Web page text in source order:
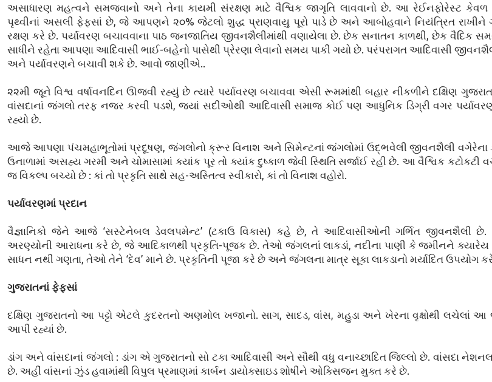
અસાધારણ મહત્વને સમજવાનો અને તેના કાયમી સંરક્ષણ માટે વૈશ્વિક જાગૃતિ લાવવાનો છે. આ રેઈનફોરેસ્ટ
પૃથ્વીનાં અસલી ફેફસાં છે, જે આપણને ૨૦% જેટલો શુદ્ધ પ્રાણવાયુ પૂરો પાડે છે અને આબોહવાને નિયંત્રિત રાખીને
રક્ષણ કરે છે. પર્યાવરણ બચાવવાના પાઠ જનજાતિય જીવનશૈલીમાંથી વણાયેલા છે. છેક સનાતન કાળથી, છેક વૈદિક
સાધીને રહેતા આપણા આદિવાસી ભાઈ-બહેનો પાસેથી પ્રેરણા લેવાનો સમય પાકી ગયો છે. પરંપરાગત આદિવાસી
અને પર્યાવરણને બચાવી શકે છે. આવો જાણીએ..
૨૨મી જૂને વિશ્વ વર્ષાવનદિન ઊજવી રહ્યું છે ત્યારે પર્યાવરણ બચાવવા એસી રૂમમાંથી બહાર નીકળીને દક્ષિણ
વાંસદાનાં જંગલો તરફ નજર કરવી પડશે, જ્યાં સદીઓથી આદિવાસી સમાજ કોઈ પણ આધુનિક ડિગ્રી વગર
રહ્યો છે.
આજે આપણા પંચમહાભૂતોમાં પ્રદૂષણ, જંગલોનો ક્રૂર વિનાશ અને સિમેન્ટનાં જંગલોમાં ઉદ્‌ભવેલી જીવનશૈલી વગેરેના
ઉનાળામાં અસહ્ય ગરમી અને ચોમાસામાં ક્યાંક પૂર તો ક્યાંક દુષ્કાળ જેવી સ્થિતિ સર્જાઈ રહી છે. આ વૈશ્વિક
જ વિકલ્પ બચ્યો છે : કાં તો પ્રકૃતિ સાથે સહ-અસ્તિત્વ સ્વીકારો, કાં તો વિનાશ વહોરો.
પર્યાવરણમાં પ્રદાન
વૈજ્ઞાનિકો જેને આજે ‘સસ્ટેનેબલ ડેવલપમેન્ટ’ (ટકાઉ વિકાસ) કહે છે, તે આદિવાસીઓની ગર્ભિત જીવનશૈલી છે.
અરણ્યોની આરાધના કરે છે, જે આદિકાળથી પ્રકૃતિ-પૂજક છે. તેઓ જંગલનાં લાકડાં, નદીના પાણી કે જમીનને ક્યારેય
સાધન નથી ગણતા, તેઓ તેને ‘દેવ’ માને છે. પ્રકૃતિની પૂજા કરે છે અને જંગલના માત્ર સૂકા લાકડાનો મર્યાદિત ઉપયોગ
ગુજરાતનાં ફેફસાં
દક્ષિણ ગુજરાતનો આ પટ્ટો એટલે કુદરતનો અણમોલ ખજાનો. સાગ, સાદડ, વાંસ, મહુડા અને ખેરના વૃક્ષોથી લચેલાં
આપી રહ્યાં છે.
ડાંગ અને વાંસદાનાં જંગલો : ડાંગ એ ગુજરાતનો સો ટકા આદિવાસી અને સૌથી વધુ વનાચ્છાદિત જિલ્લો છે. વાંસદા નેશનલ
છે. અહીં વાંસનાં ઝુંડ હવામાંથી વિપુલ પ્રમાણમાં કાર્બન ડાયોક્સાઇડ શોષીને ઓક્સિજન મુક્ત કરે છે.